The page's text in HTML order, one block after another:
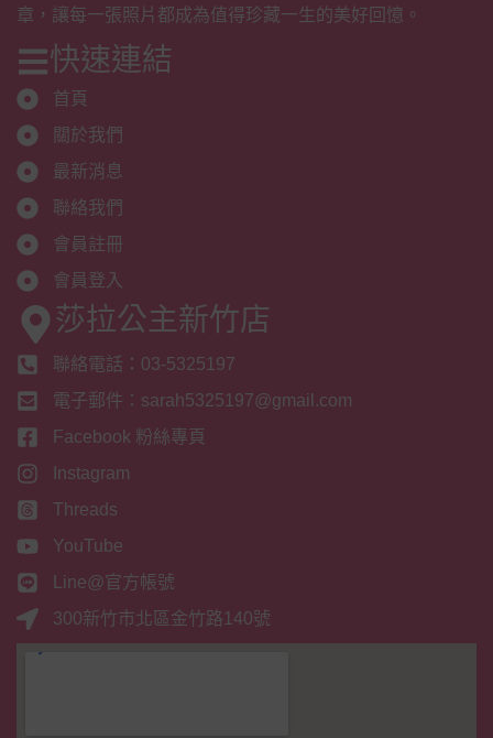
章，讓每一張照片都成為值得珍藏一生的美好回憶。
快速連結
首頁
關於我們
最新消息
聯絡我們
會員註冊
會員登入
莎拉公主新竹店
聯絡電話：03-5325197
電子郵件：sarah5325197@gmail.com
Facebook 粉絲專頁
Instagram
Threads
YouTube
Line@官方帳號
300新竹市北區金竹路140號